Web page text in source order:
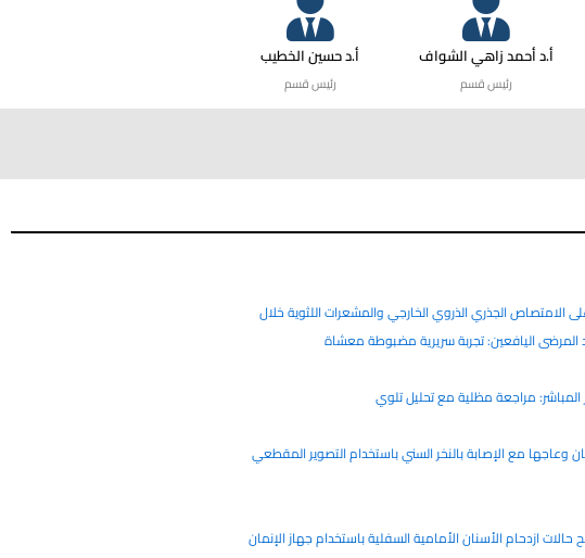
أ.د أحمد زاهي الشواف
رئيس قسم
أ.د حسين الخطيب
رئيس قسم
الامتصاص الجذري الذروي الخارجي والمشعرات اللثوية خلال
المرضى اليافعين: تجربة سريرية مضبوطة معشاة
مراجعة مظلية مع تحليل تلوي
وعاجها مع الإصابة بالنخر السني باستخدام التصوير المقطعي
ازدحام الأسنان الأمامية السفلية باستخدام جهاز الإنمان